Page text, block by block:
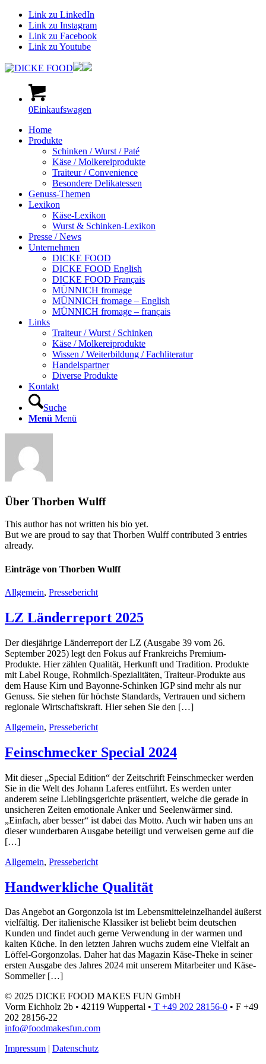
Link zu LinkedIn
Link zu Instagram
Link zu Facebook
Link zu Youtube
0Einkaufswagen
Home
Produkte
Schinken / Wurst / Paté
Käse / Molkereiprodukte
Traiteur / Convenience
Besondere Delikatessen
Genuss-Themen
Lexikon
Käse-Lexikon
Wurst & Schinken-Lexikon
Presse / News
Unternehmen
DICKE FOOD
DICKE FOOD English
DICKE FOOD Français
MÜNNICH fromage
MÜNNICH fromage – English
MÜNNICH fromage – français
Links
Traiteur / Wurst / Schinken
Käse / Molkereiprodukte
Wissen / Weiterbildung / Fachliteratur
Handelspartner
Diverse Produkte
Kontakt
Suche
Menü Menü
Über Thorben Wulff
This author has not written his bio yet.
But we are proud to say thatThorben Wulffcontributed 3 entries
already.
Einträge von Thorben Wulff
Allgemein, Pressebericht
LZ Länderreport 2025
Der diesjährige Länderreport der LZ (Ausgabe 39 vom 26.
September 2025) legt den Fokus auf Frankreichs Premium-
Produkte. Hier zählen Qualität, Herkunft und Tradition. Produkte
mit Label Rouge, Rohmilch-Spezialitäten, Traiteur-Produkte aus
dem Hause Kirn und Bayonne-Schinken IGP sind mehr als nur
Genuss. Sie stehen für höchste Standards, Vertrauen und sichern
regionale Wirtschaftskraft. Hier sehen Sie den […]
Allgemein, Pressebericht
Feinschmecker Special 2024
Mit dieser „Special Edition“ der Zeitschrift Feinschmecker werden
Sie in die Welt des Johann Laferes entführt. Es werden unter
anderem seine Lieblingsgerichte präsentiert, welche die gerade in
unsicheren Zeiten emotionale Anker und Seelenwärmer sind.
„Einfach, aber besser“ ist dabei das Motto. Auch wir haben uns an
dieser wunderbaren Ausgabe beteiligt und verweisen gerne auf die
[…]
Allgemein, Pressebericht
Handwerkliche Qualität
Das Angebot an Gorgonzola ist im Lebensmitteleinzelhandel äußerst
vielfältig. Der italienische Klassiker ist beliebt beim deutschen
Kunden und findet auch gerne Verwendung in der warmen und
kalten Küche. In den letzten Jahren wuchs zudem eine Vielfalt an
Löffel-Gorgonzolas. Daher hat das Magazin Käse-Theke in seiner
ersten Ausgabe des Jahres 2024 mit unserem Mitarbeiter und Käse-
Sommelier […]
© 2025 DICKE FOOD MAKES FUN GmbH
Vorm Eichholz 2b • 42119 Wuppertal • T +49 202 28156-0 • F +49
202 28156-22
info@foodmakesfun.com
Impressum | Datenschutz